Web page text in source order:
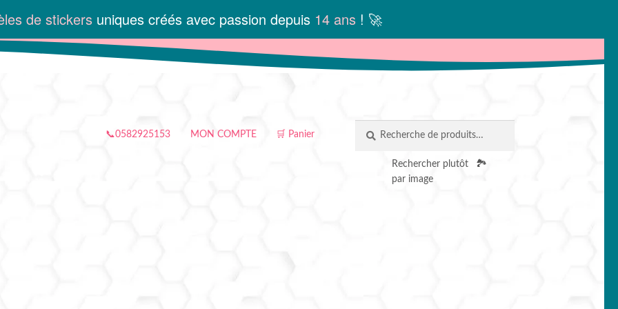
de stickers uniques créés avec passion depuis 14 ans ! 🚀
📞0582925153 MON COMPTE 🛒 Panier
pour :
RECHERCHE
Rechercher plutôt
par image
🏞️